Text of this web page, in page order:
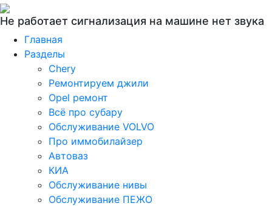
Не работает сигнализация на машине нет звука
Главная
Разделы
Chery
Ремонтируем джили
Opel ремонт
Всё про субару
Обслуживание VOLVO
Про иммобилайзер
Автоваз
КИА
Обслуживание нивы
Обслуживание ПЕЖО